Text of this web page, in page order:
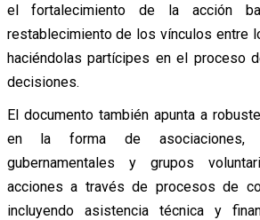
el fortalecimiento de la acción
restablecimiento de los vínculos entre
haciéndolas partícipes en el proceso
decisiones.
El documento también apunta a
en la forma de asociaciones,
gubernamentales y grupos
acciones a través de procesos de
incluyendo asistencia técnica y